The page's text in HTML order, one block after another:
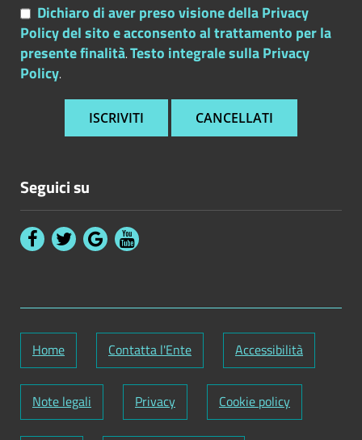
Dichiaro di aver preso visione della Privacy
Policy del sito e acconsento al trattamento per la
presente finalità.Testo integrale sulla Privacy
Policy.
Seguici su
Home Contatta l'Ente Accessibilità
Note legali Privacy Cookie policy